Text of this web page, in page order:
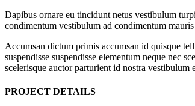
Dapibus ornare eu tincidunt netus vestibulum
condimentum vestibulum ad condimentum
Accumsan dictum primis accumsan id quisque
suspendisse suspendisse elementum neque nec
scelerisque auctor parturient id nostra vestibulum
PROJECT DETAILS